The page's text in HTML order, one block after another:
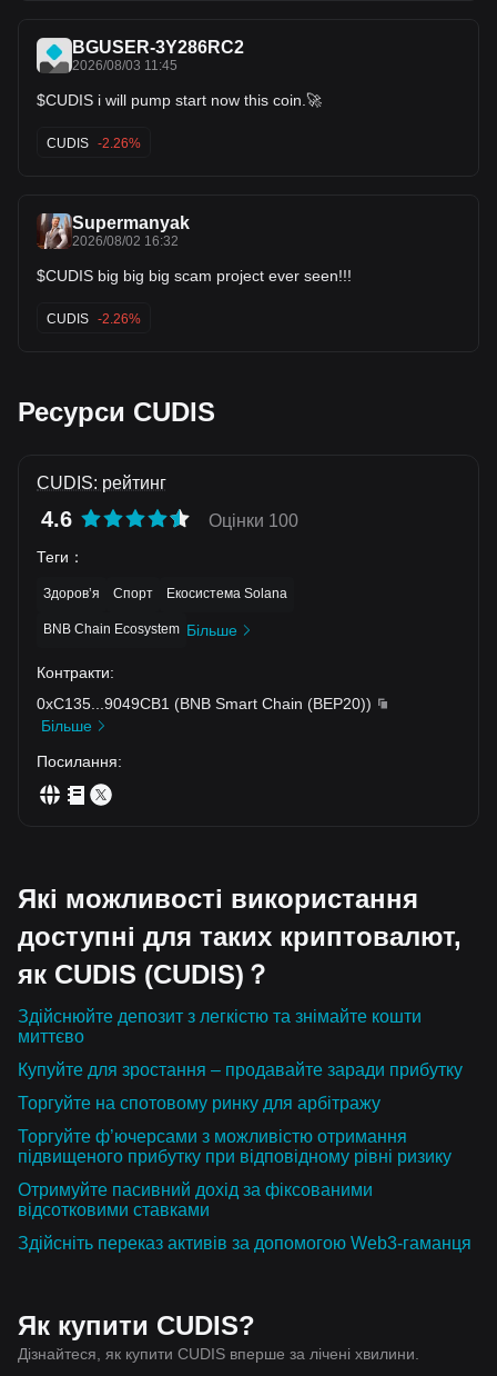
BGUSER-3Y286RC2
2026/08/03 11:45
$CUDIS i will pump start now this coin.🚀
CUDIS -2.26%
Supermanyak
2026/08/02 16:32
$CUDIS big big big scam project ever seen!!!
CUDIS -2.26%
Ресурси CUDIS
CUDIS: рейтинг
4.6 Оцінки 100
Теги ：
Здоровʼя Спорт Екосистема Solana
BNB Chain Ecosystem Більше
Контракти:
0xC135
9049CB1 (BNB Smart Chain (BEP20))
Більше
Посилання:
Які можливості використання
доступні для таких криптовалют,
як CUDIS (CUDIS)？
Здійснюйте депозит з легкістю та знімайте кошти
миттєво
Купуйте для зростання – продавайте заради прибутку
Торгуйте на спотовому ринку для арбітражу
Торгуйте ф’ючерсами з можливістю отримання
підвищеного прибутку при відповідному рівні ризику
Отримуйте пасивний дохід за фіксованими
відсотковими ставками
Здійсніть переказ активів за допомогою Web3-гаманця
Як купити CUDIS?
Дізнайтеся, як купити CUDIS вперше за лічені хвилини.